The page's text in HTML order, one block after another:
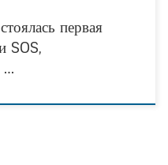
первая
SOS,
…